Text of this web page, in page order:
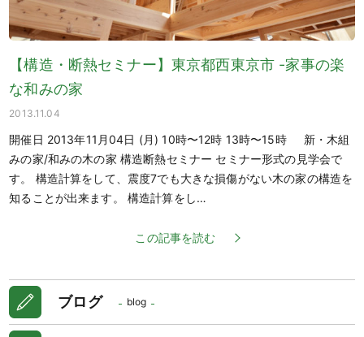
【構造・断熱セミナー】東京都西東京市 -家事の楽
な和みの家
2013.11.04
開催日 2013年11月04日 (月) 10時〜12時 13時〜15時 新・木組
みの家/和みの木の家 構造断熱セミナー セミナー形式の見学会で
す。 構造計算をして、震度7でも大きな損傷がない木の家の構造を
知ることが出来ます。 構造計算をし…
この記事を読む
ブログ blog